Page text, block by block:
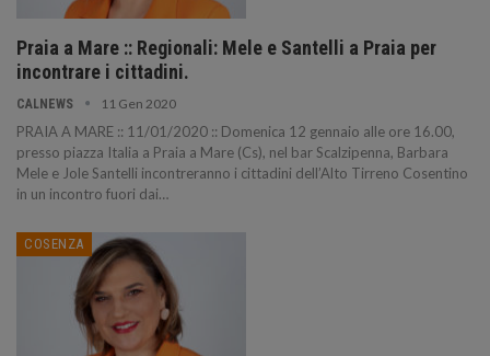
Praia a Mare :: Regionali: Mele e Santelli a Praia per
incontrare i cittadini.
CALNEWS 11 Gen 2020
PRAIA A MARE :: 11/01/2020 :: Domenica 12 gennaio alle ore 16.00,
presso piazza Italia a Praia a Mare (Cs), nel bar Scalzipenna, Barbara
Mele e Jole Santelli incontreranno i cittadini dell’Alto Tirreno Cosentino
in un incontro fuori dai…
COSENZA